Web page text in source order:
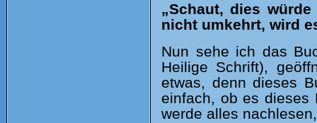
„Schaut, dies
nicht umkehrt, wird
Nun sehe ich das
Heilige Schrift),
etwas, denn dieses
einfach, ob es dieses
werde alles